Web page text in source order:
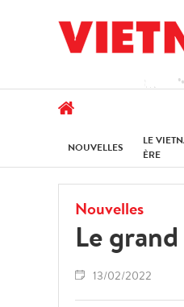
NOUVELLES
LE
ÈRE
Nouvelles
Le
13/02/2022